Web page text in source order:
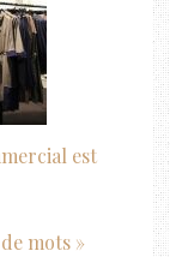
est
mots »